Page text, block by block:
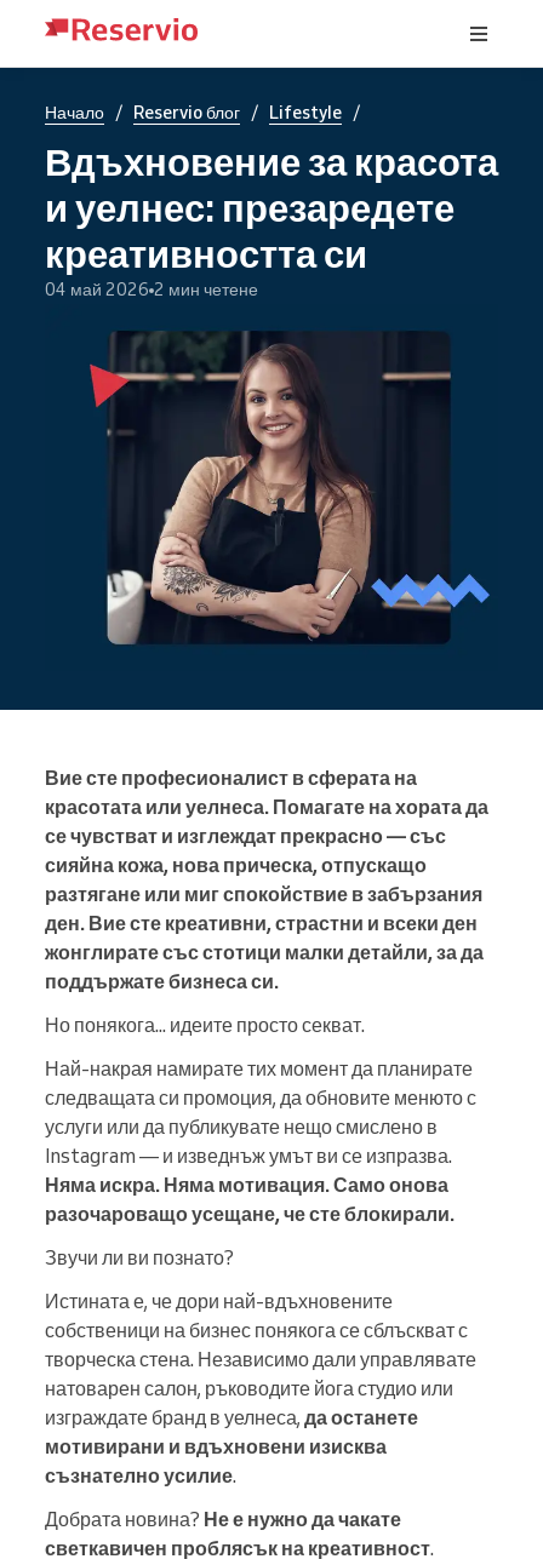
Начало / Reservio блог / Lifestyle /
Вдъхновение за красота
и уелнес: презаредете
креативността си
04 май 2026 2 мин четене
Вие сте професионалист в сферата на
красотата или уелнеса. Помагате на хората да
се чувстват и изглеждат прекрасно — със
сияйна кожа, нова прическа, отпускащо
разтягане или миг спокойствие в забързания
ден. Вие сте креативни, страстни и всеки ден
жонглирате със стотици малки детайли, за да
поддържате бизнеса си.
Но понякога... идеите просто секват.
Най-накрая намирате тих момент да планирате
следващата си промоция, да обновите менюто с
услуги или да публикувате нещо смислено в
Instagram — и изведнъж умът ви се изпразва.
Няма искра. Няма мотивация. Само онова
разочароващо усещане, че сте блокирали.
Звучи ли ви познато?
Истината е, че дори най-вдъхновените
собственици на бизнес понякога се сблъскват с
творческа стена. Независимо дали управлявате
натоварен салон, ръководите йога студио или
изграждате бранд в уелнеса, да останете
мотивирани и вдъхновени изисква
съзнателно усилие.
Добрата новина? Не е нужно да чакате
светкавичен проблясък на креативност.